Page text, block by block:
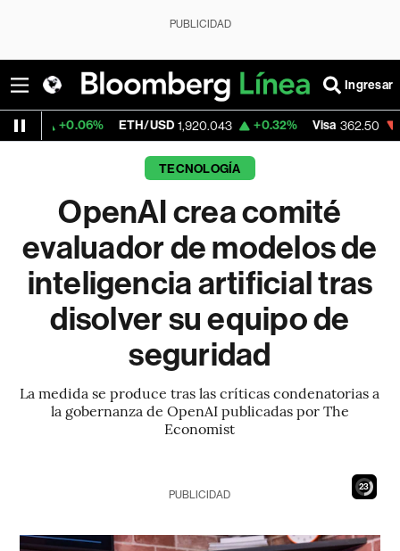
PUBLICIDAD
Ingresar
ETH/USD 1,920.043 +0.32% Visa 362.50 -2.15%
TECNOLOGÍA
OpenAI crea comité
evaluador de modelos de
inteligencia artificial tras
disolver su equipo de
seguridad
La medida se produce tras las críticas condenatorias a
la gobernanza de OpenAI publicadas por The
Economist
21
PUBLICIDAD